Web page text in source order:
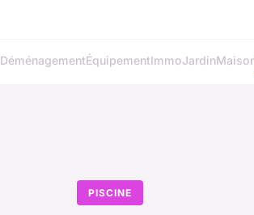
DéménagementÉquipementImmoJardin
PISCINE